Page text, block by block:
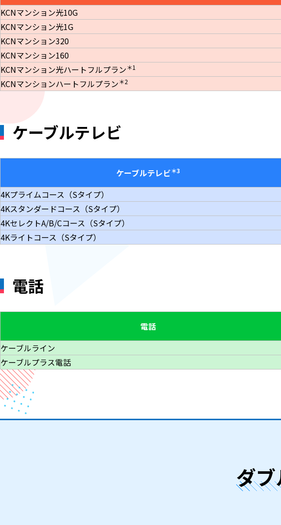
KCNマンション光10G
KCNマンション光1G
KCNマンション320
KCNマンション160
KCNマンション光ハートフルプラン＊1
KCNマンションハートフルプラン＊2
ケーブルテレビ
ケーブルテレビ＊3
4Kプライムコース（Sタイプ）
4Kスタンダードコース（Sタイプ）
4KセレクトA/B/Cコース（Sタイプ）
4Kライトコース（Sタイプ）
電話
電話
ケーブルライン
ケーブルプラス電話
ダ